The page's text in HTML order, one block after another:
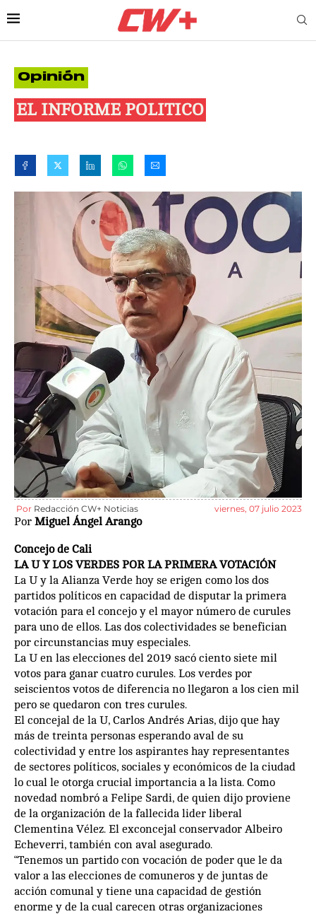
Opinión
EL INFORME POLITICO
Por Redacción CW+ Noticias viernes, 07 julio 2023
Por Miguel Ángel Arango
Concejo de Cali
LA U Y LOS VERDES POR LA PRIMERA VOTACIÓN
La U y la Alianza Verde hoy se erigen como los dos
partidos políticos en capacidad de disputar la primera
votación para el concejo y el mayor número de curules
para uno de ellos. Las dos colectividades se benefician
por circunstancias muy especiales.
La U en las elecciones del 2019 sacó ciento siete mil
votos para ganar cuatro curules. Los verdes por
seiscientos votos de diferencia no llegaron a los cien mil
pero se quedaron con tres curules.
El concejal de la U, Carlos Andrés Arias, dijo que hay
más de treinta personas esperando aval de su
colectividad y entre los aspirantes hay representantes
de sectores políticos, sociales y económicos de la ciudad
lo cual le otorga crucial importancia a la lista. Como
novedad nombró a Felipe Sardi, de quien dijo proviene
de la organización de la fallecida lider liberal
Clementina Vélez. El exconcejal conservador Albeiro
Echeverri, también con aval asegurado.
“Tenemos un partido con vocación de poder que le da
valor a las elecciones de comuneros y de juntas de
acción comunal y tiene una capacidad de gestión
enorme y de la cual carecen otras organizaciones